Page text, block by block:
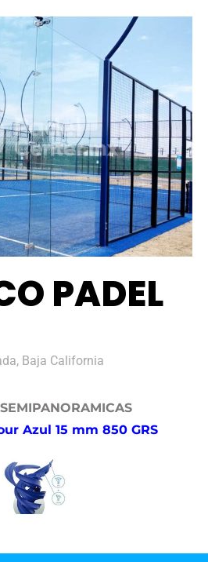
PADEL
Baja California
SEMIPANORAMICAS
Azul 15 mm 850 GRS